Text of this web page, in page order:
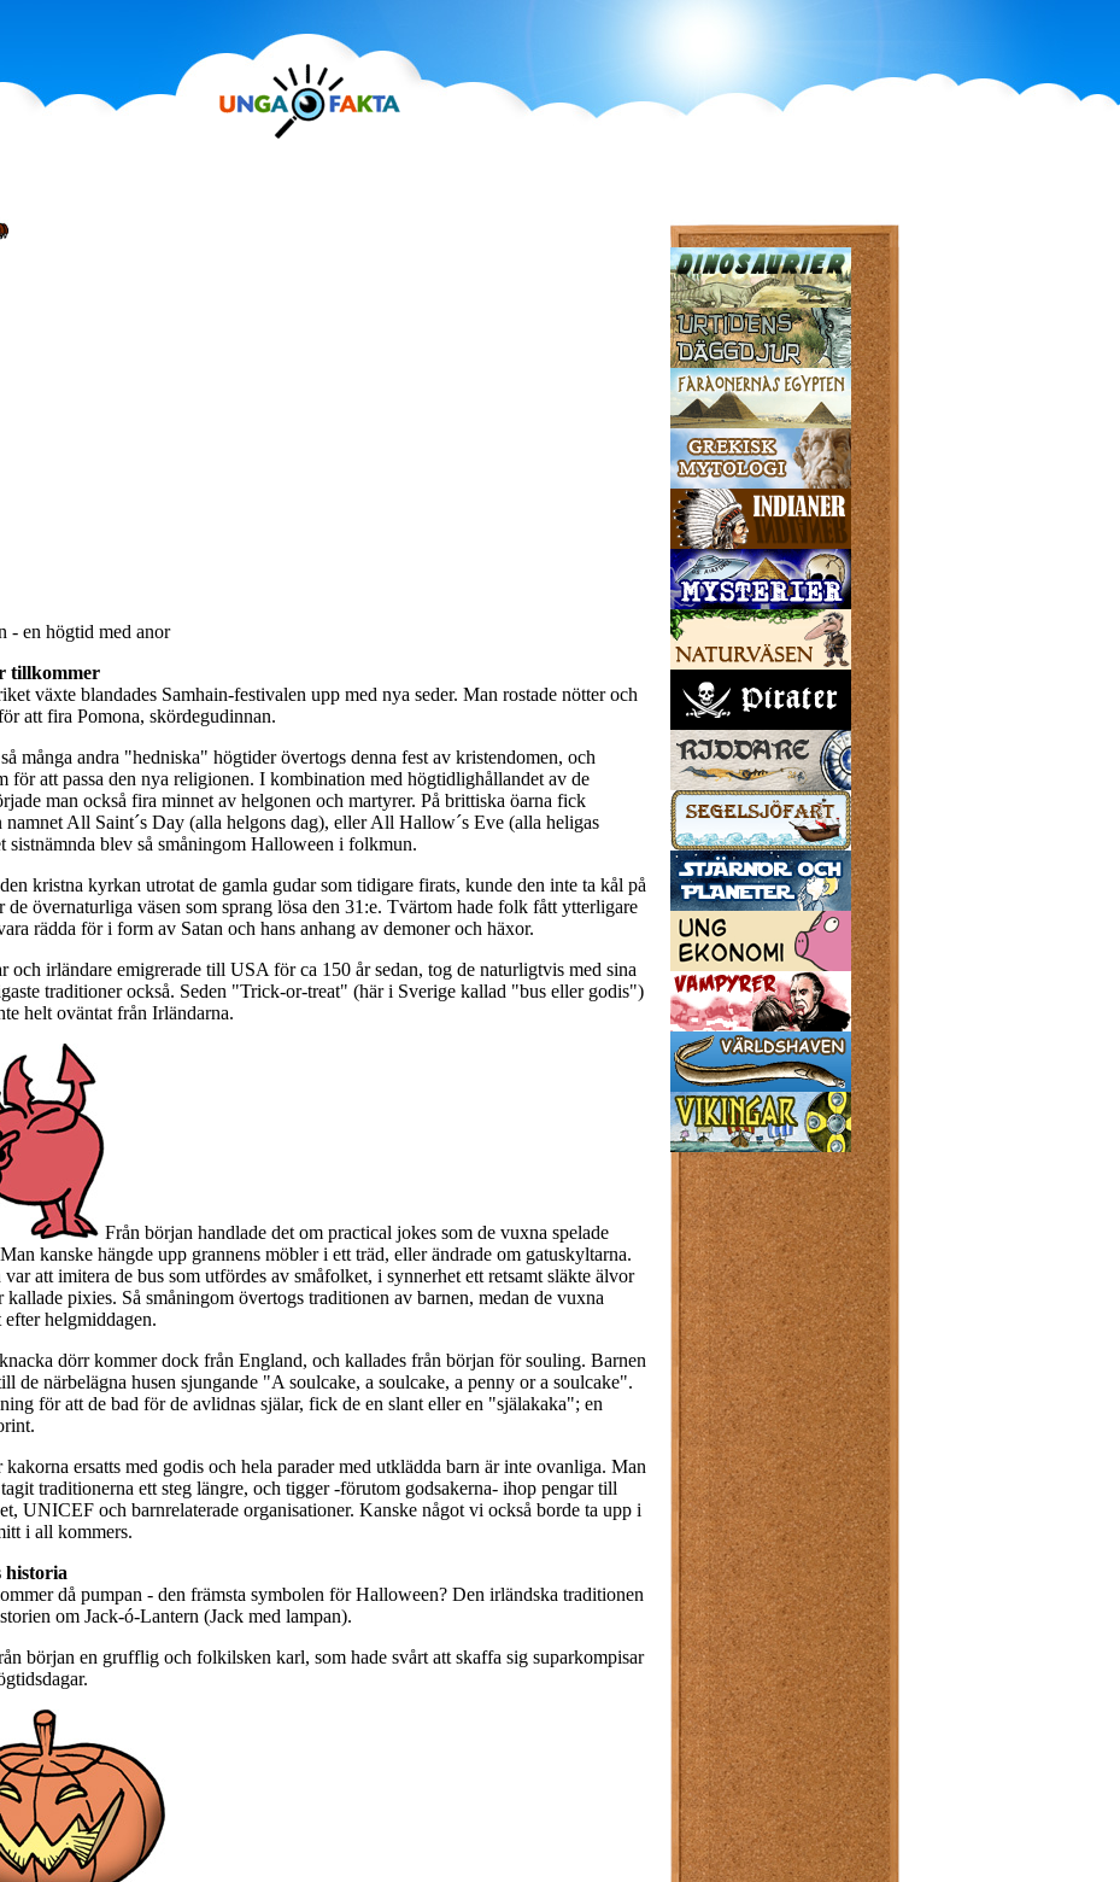
- en högtid med anor
tillkommer
växte blandades Samhain-festivalen upp med nya seder. Man rostade nötter och
att fira Pomona, skördegudinnan.
många andra "hedniska" högtider övertogs denna fest av kristendomen, och
för att passa den nya religionen. I kombination med högtidlighållandet av de
man också fira minnet av helgonen och martyrer. På brittiska öarna fick
namnet All Saint´s Day (alla helgons dag), eller All Hallow´s Eve (alla heligas
sistnämnda blev så småningom Halloween i folkmun.
kristna kyrkan utrotat de gamla gudar som tidigare firats, kunde den inte ta kål på
de övernaturliga väsen som sprang lösa den 31:e. Tvärtom hade folk fått ytterligare
rädda för i form av Satan och hans anhang av demoner och häxor.
och irländare emigrerade till USA för ca 150 år sedan, tog de naturligtvis med sina
traditioner också. Seden "Trick-or-treat" (här i Sverige kallad "bus eller godis")
helt oväntat från Irländarna.
Från början handlade det om practical jokes som de vuxna spelade
kanske hängde upp grannens möbler i ett träd, eller ändrade om gatuskyltarna.
att imitera de bus som utfördes av småfolket, i synnerhet ett retsamt släkte älvor
kallade pixies. Så småningom övertogs traditionen av barnen, medan de vuxna
efter helgmiddagen.
dörr kommer dock från England, och kallades från början för souling. Barnen
de närbelägna husen sjungande "A soulcake, a soulcake, a penny or a soulcake".
för att de bad för de avlidnas själar, fick de en slant eller en "själakaka"; en
ersatts med godis och hela parader med utklädda barn är inte ovanliga. Man
traditionerna ett steg längre, och tigger -förutom godsakerna- ihop pengar till
UNICEF och barnrelaterade organisationer. Kanske något vi också borde ta upp i
i all kommers.
historia
då pumpan - den främsta symbolen för Halloween? Den irländska traditionen
om Jack-ó-Lantern (Jack med lampan).
början en grufflig och folkilsken karl, som hade svårt att skaffa sig suparkompisar